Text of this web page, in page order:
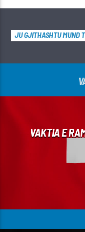
JU GJITHASHTU MUND
VAKTIA E